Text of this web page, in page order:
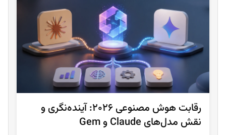
رقابت هوش مصنوعی ۲۰۲۶: آینده‌نگری و
نقش مدل‌های Claude و Gem